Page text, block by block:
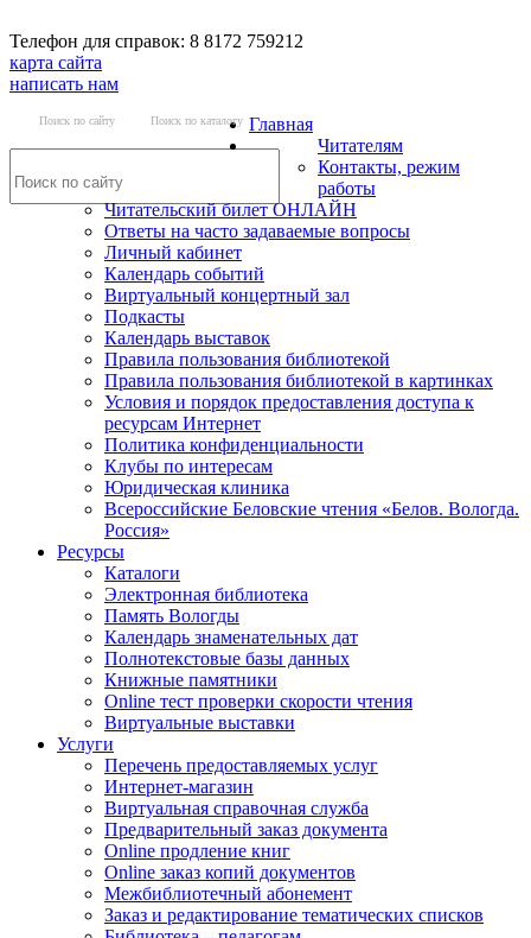
Телефон для справок: 8 8172 759212
карта сайта
написать нам
Поиск по сайту Поиск по каталогу Главная
Читателям
Контакты, режим
работы
Читательский билет ОНЛАЙН
Ответы на часто задаваемые вопросы
Личный кабинет
Календарь событий
Виртуальный концертный зал
Подкасты
Календарь выставок
Правила пользования библиотекой
Правила пользования библиотекой в картинках
Условия и порядок предоставления доступа к
ресурсам Интернет
Политика конфиденциальности
Клубы по интересам
Юридическая клиника
Всероссийские Беловские чтения «Белов. Вологда.
Россия»
Ресурсы
Каталоги
Электронная библиотека
Память Вологды
Календарь знаменательных дат
Полнотекстовые базы данных
Книжные памятники
Online тест проверки скорости чтения
Виртуальные выставки
Услуги
Перечень предоставляемых услуг
Интернет-магазин
Виртуальная справочная служба
Предварительный заказ документа
Online продление книг
Online заказ копий документов
Межбиблиотечный абонемент
Заказ и редактирование тематических списков